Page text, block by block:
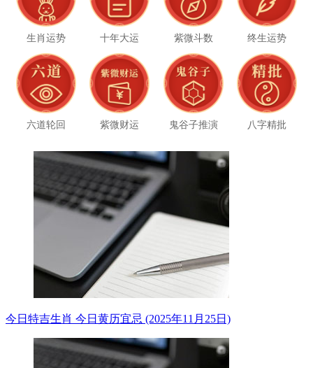
生肖运势 十年大运 紫微斗数 终生运势
六道轮回 紫微财运 鬼谷子推演 八字精批
今日特吉生肖 今日黄历宜忌 (2025年11月25日)